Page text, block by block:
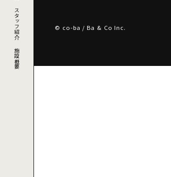
スタッフ紹介
施設概要
© co-ba / Ba & Co Inc.